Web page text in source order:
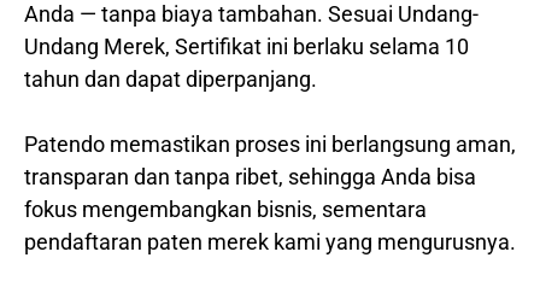
Anda — tanpa biaya tambahan. Sesuai Undang-
Undang Merek, Sertifikat ini berlaku selama 10
tahun dan dapat diperpanjang.
Patendo memastikan proses ini berlangsung aman,
transparan dan tanpa ribet, sehingga Anda bisa
fokus mengembangkan bisnis, sementara
pendaftaran paten merek kami yang mengurusnya.